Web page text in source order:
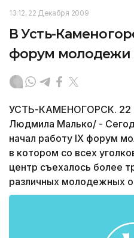
13:12, 22 Декабря 2009
В Усть-
форум молодежи
УСТЬ-КАМЕНОГОРСК.
Людмила Малько/ -
начал работу IX форум
в котором со всех
центр съехалось более
различных молодежных